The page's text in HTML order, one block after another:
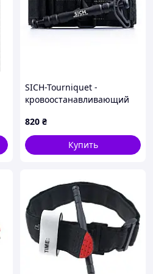
SICH-Tourniquet -
кровоостанавливающий
820 ₴
Купить